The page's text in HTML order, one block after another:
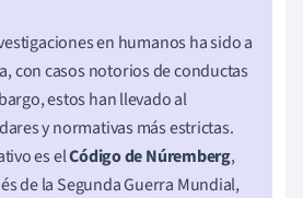
en humanos ha sido a
con casos notorios de conductas
estos han llevado al
y normativas más estrictas.
es elCódigo de Núremberg,
de la Segunda Guerra Mundial,